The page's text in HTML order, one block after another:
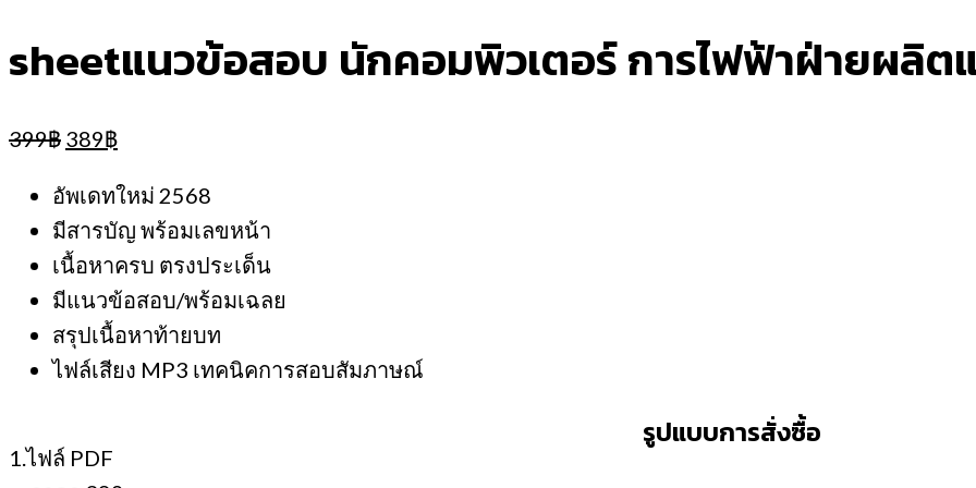
sheetแนวข้อสอบ นักคอมพิวเตอร์ การไฟฟ้าฝ่ายผลิต
399฿ Original
was:
399฿.
389฿
is:
389฿.
อัพเดทใหม่ 2568
มีสารบัญ พร้อมเลขหน้า
เนื้อหาครบ ตรงประเด็น
มีแนวข้อสอบ/พร้อมเฉลย
สรุปเนื้อหาท้ายบท
ไฟล์เสียง MP3 เทคนิคการสอบสัมภาษณ์
รูปแบบการสั่งซื้อ
1.ไฟล์ PDF